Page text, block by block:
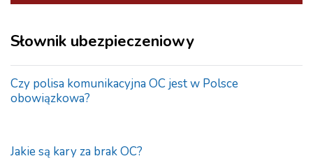
Słownik ubezpieczeniowy
Czy polisa komunikacyjna OC jest w Polsce
obowiązkowa?
Jakie są kary za brak OC?